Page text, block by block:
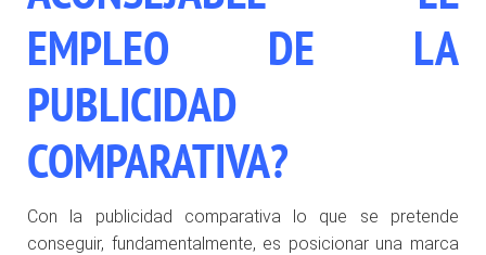
EMPLEO DE LA
PUBLICIDAD
COMPARATIVA?
Con la publicidad comparativa lo que se pretende
conseguir, fundamentalmente, es posicionar una marca